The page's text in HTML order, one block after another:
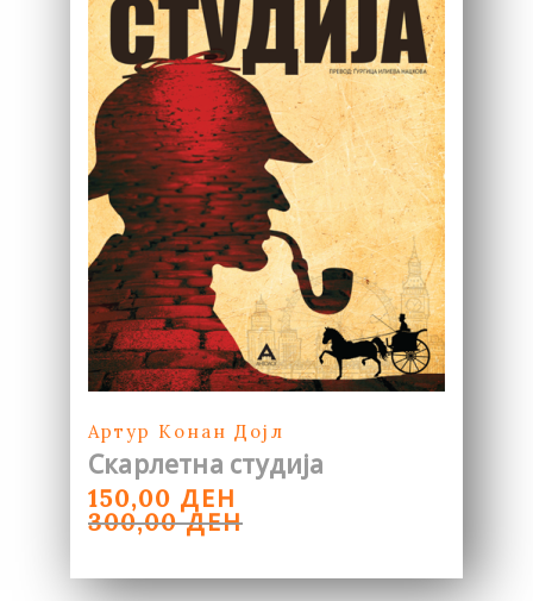
Артур Конан Дојл
Скарлетна студија
300,00ДЕН
ORIGINAL
PRICE
WAS:
150,00 ДЕН
CURRENT
PRICE
IS: